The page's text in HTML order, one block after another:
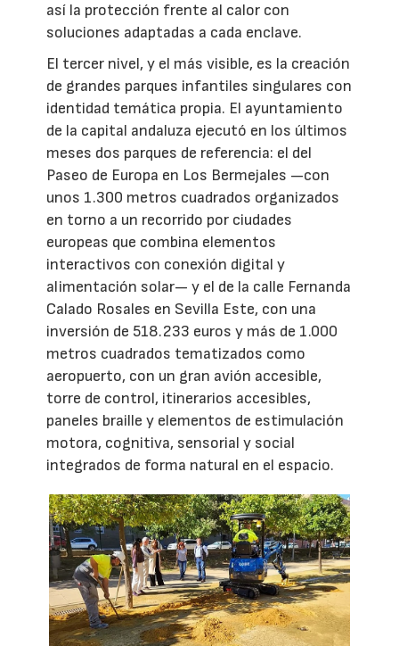
así la protección frente al calor con
soluciones adaptadas a cada enclave.
El tercer nivel, y el más visible, es la creación
de grandes parques infantiles singulares con
identidad temática propia. El ayuntamiento
de la capital andaluza ejecutó en los últimos
meses dos parques de referencia: el del
Paseo de Europa en Los Bermejales —con
unos 1.300 metros cuadrados organizados
en torno a un recorrido por ciudades
europeas que combina elementos
interactivos con conexión digital y
alimentación solar— y el de la calle Fernanda
Calado Rosales en Sevilla Este, con una
inversión de 518.233 euros y más de 1.000
metros cuadrados tematizados como
aeropuerto, con un gran avión accesible,
torre de control, itinerarios accesibles,
paneles braille y elementos de estimulación
motora, cognitiva, sensorial y social
integrados de forma natural en el espacio.